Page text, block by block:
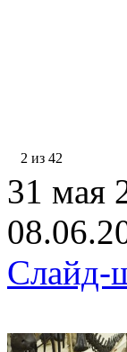
2 из 42
31 мая
Слайд-